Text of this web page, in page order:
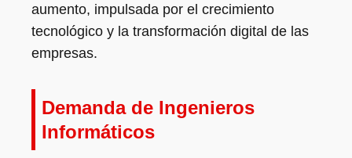
aumento, impulsada por el crecimiento
tecnológico y la transformación digital de las
empresas.
Demanda de Ingenieros
Informáticos